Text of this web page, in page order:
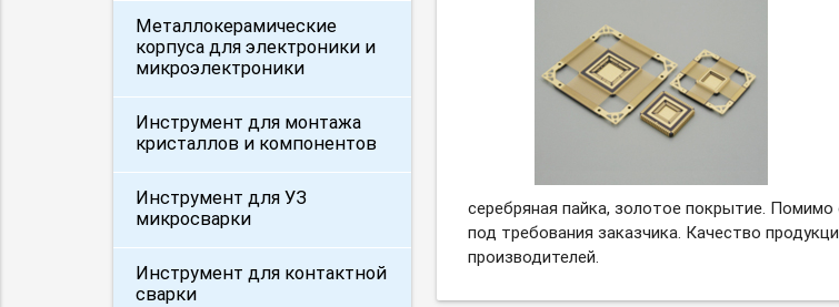
серебряная пайка, золотое покрытие.
под требования заказчика. Качество
производителей.
Металлокерамические
корпуса для электроники и
микроэлектроники
Инструмент для монтажа
кристаллов и компонентов
Инструмент для УЗ
микросварки
Инструмент для контактной
сварки